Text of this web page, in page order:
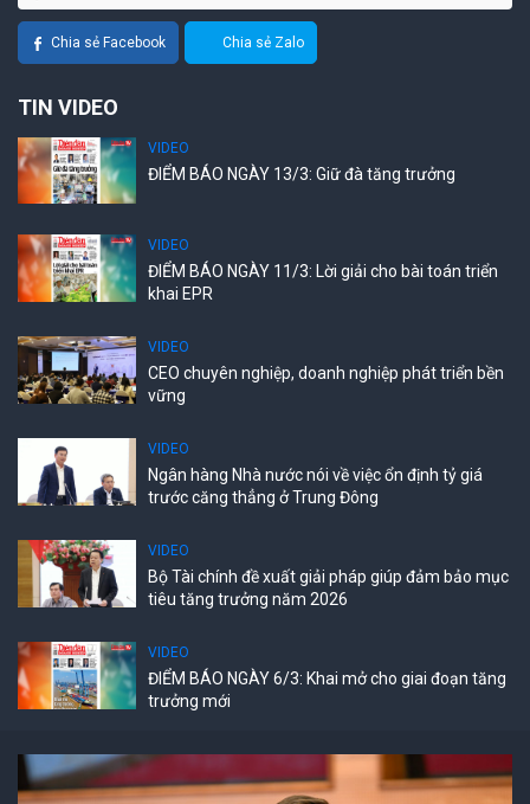
Chia sẻ Facebook Chia sẻ Zalo
TIN VIDEO
VIDEO
ĐIỂM BÁO NGÀY 13/3: Giữ đà tăng trưởng
VIDEO
ĐIỂM BÁO NGÀY 11/3: Lời giải cho bài toán triển
khai EPR
VIDEO
CEO chuyên nghiệp, doanh nghiệp phát triển bền
vững
VIDEO
Ngân hàng Nhà nước nói về việc ổn định tỷ giá
trước căng thẳng ở Trung Đông
VIDEO
Bộ Tài chính đề xuất giải pháp giúp đảm bảo mục
tiêu tăng trưởng năm 2026
VIDEO
ĐIỂM BÁO NGÀY 6/3: Khai mở cho giai đoạn tăng
trưởng mới